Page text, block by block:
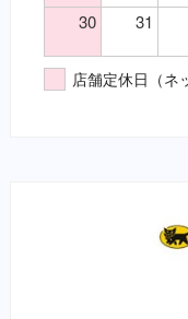
30 31
店舗定休日（ネ